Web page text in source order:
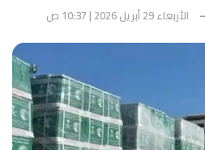
الأربعاء 29 أبريل 2026 | 10:37 ص